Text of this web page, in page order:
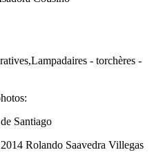
- torchères -
Santiago
Rolando Saavedra Villegas